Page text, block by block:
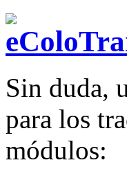
Sin duda,
para los
módulos: